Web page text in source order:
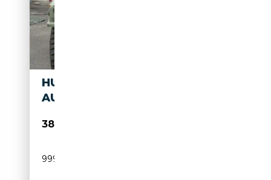
HUMMER H1 M 998 FAST NEU
AUFGEBAUT, VIELE NEUTEILE
38 900€
999 999 km